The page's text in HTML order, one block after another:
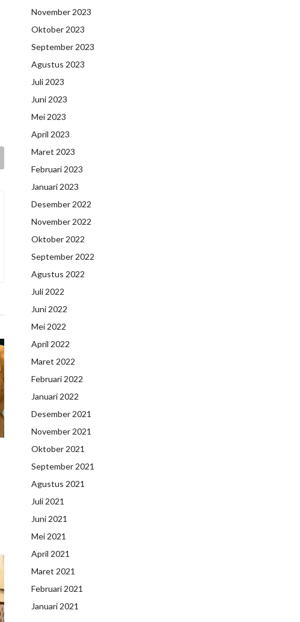
November 2023
Oktober 2023
September 2023
Agustus 2023
Juli 2023
Juni 2023
Mei 2023
April 2023
Maret 2023
Februari 2023
Januari 2023
Desember 2022
November 2022
Oktober 2022
September 2022
Agustus 2022
Juli 2022
Juni 2022
Mei 2022
April 2022
Maret 2022
Februari 2022
Januari 2022
Desember 2021
November 2021
Oktober 2021
September 2021
Agustus 2021
Juli 2021
Juni 2021
Mei 2021
April 2021
Maret 2021
Februari 2021
Januari 2021